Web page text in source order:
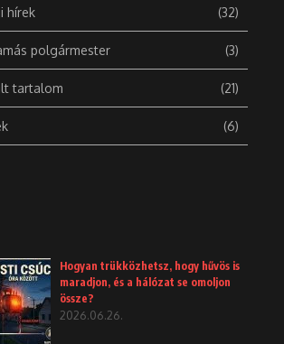
hírek (32)
polgármester (3)
tartalom (21)
(6)
Hogyan trükközhetsz, hogy hűvös is
maradjon, és a hálózat se omoljon
össze?
2026.06.26.